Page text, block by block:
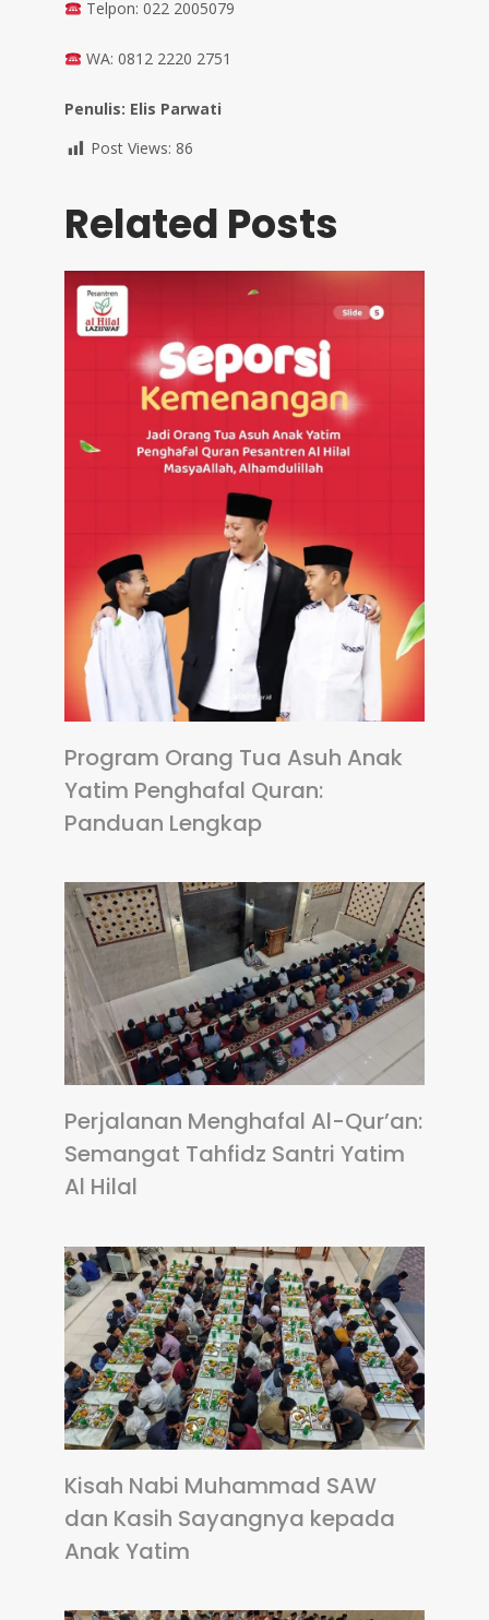
Telpon: 022 2005079
WA: 0812 2220 2751
Penulis: Elis Parwati
Post Views: 86
Related Posts
Program Orang Tua Asuh Anak
Yatim Penghafal Quran:
Panduan Lengkap
Perjalanan Menghafal Al-Qur’an:
Semangat Tahfidz Santri Yatim
Al Hilal
Kisah Nabi Muhammad SAW
dan Kasih Sayangnya kepada
Anak Yatim